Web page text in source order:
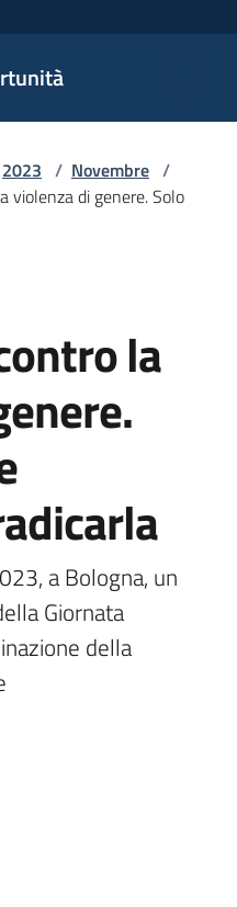
2023 / Novembre /
violenza di genere. Solo
la
a Bologna, un
Giornata
della